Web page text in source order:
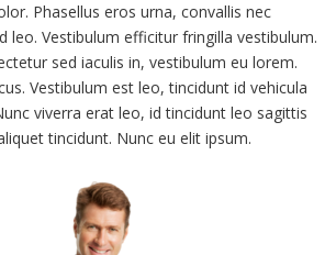
Phasellus eros urna, convallis nec
leo. Vestibulum efficitur fringilla vestibulum.
sed iaculis in, vestibulum eu lorem.
Vestibulum est leo, tincidunt id vehicula
viverra erat leo, id tincidunt leo sagittis
tincidunt. Nunc eu elit ipsum.